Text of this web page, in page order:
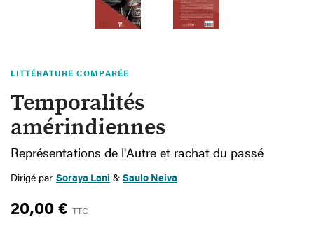
LITTÉRATURE COMPARÉE
Temporalités
amérindiennes
Représentations de l'Autre et rachat du passé
Dirigé par Soraya Lani & Saulo Neiva
20,00 € TTC